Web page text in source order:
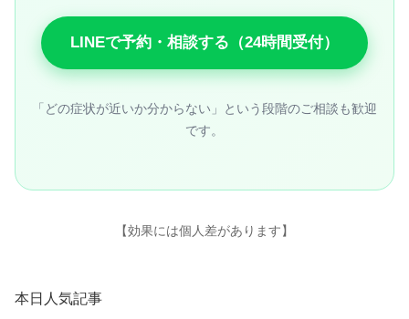
LINEで予約・相談する（24時間受付）
「どの症状が近いか分からない」という段階のご相談も歓迎
です。
【効果には個人差があります】
本日人気記事